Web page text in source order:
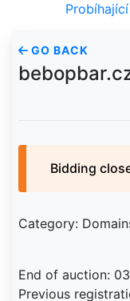
GO BACK
Bidding
Category:
End of auction:
Previous